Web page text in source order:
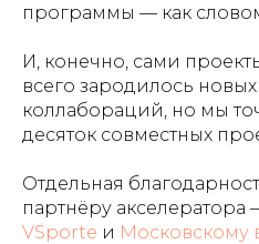
программы — как
И, конечно, сами
всего зародилось
коллабораций, но мы
десяток совместных
Отдельная
партнёру акселератора
VSporte и Московскому